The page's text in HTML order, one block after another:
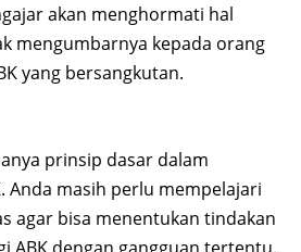
akan menghormati hal
mengumbarnya kepada orang
yang bersangkutan.
prinsip dasar dalam
Anda masih perlu mempelajari
agar bisa menentukan tindakan